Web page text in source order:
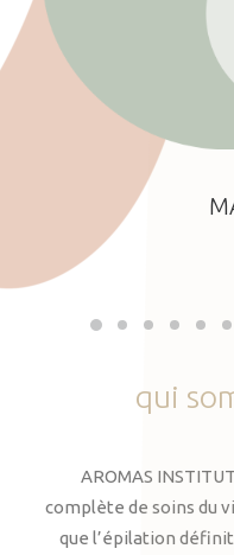
qui
AROMAS
complète de soins du
que l’épilation